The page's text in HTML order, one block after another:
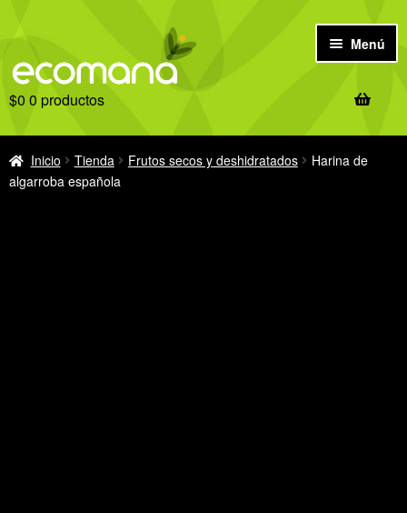
Ir
la
navegación
Ir
contenido
Menú
Inicio
Antes de comprar
$0 0 productos
Inicio Tienda Frutos secos y deshidratados
Harina de
algarroba española